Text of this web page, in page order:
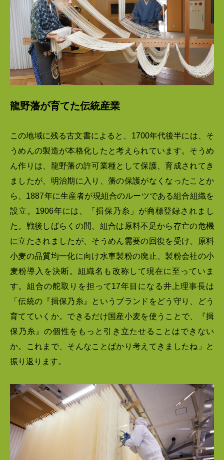
龍野藩が育てた伝統産業
この地域に残る古文書によると、1700年代後半には、そ
うめんの製造が本格化したと考えられています。そうめ
ん作りは、龍野藩の許可業種として保護、育成されてき
ましたが、明治期に入り、藩の保護がなくなったことか
ら、1887年に生産者が現組合のルーツである組合組織を
設立。1906年には、「揖保乃糸」が商標登録されまし
た。戦後しばらくの間、組合は原料不足から存亡の危機
に立たされましたが、そうめん需要の回復を受け、原料
小麦の品質均一化に向け水車製粉の廃止、製粉会社の小
麦粉導入を決断。組織名も改称して現在に至っていま
す。組合の舵取りを担って17年目になる井上理事長は
「伝統の『揖保乃糸』というブランドをどう守り、どう
育てていくか。できるだけ国産小麦を使うことで、『揖
保乃糸』の個性をもっと引き立たせることはできない
か。これまで、そんなことばかり考えてきましたね」と
振り返ります。